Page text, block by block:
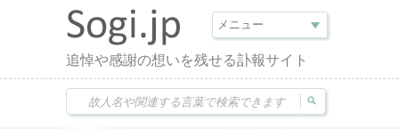
追悼や感謝の想いを残せる訃報サイト